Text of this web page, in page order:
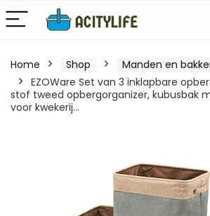
Home Shop Manden en
EZOWare Set van 3 inklapbare
stof tweed opbergorganizer, kubusbak
voor kwekerij…